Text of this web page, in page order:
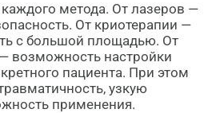
метода. От лазеров —
От криотерапии —
с большой площадью. От
возможность настройки
пациента. При этом
узкую
применения.